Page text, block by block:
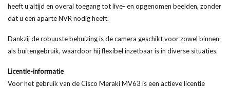
heeft u altijd en overal toegang tot live- en opgenomen beelden, zonder
dat u een aparte NVR nodig heeft.
Dankzij de robuuste behuizing is de camera geschikt voor zowel binnen-
als buitengebruik, waardoor hij flexibel inzetbaar is in diverse situaties.
Licentie-informatie
Voor het gebruik van de Cisco Meraki MV63 is een actieve licentie